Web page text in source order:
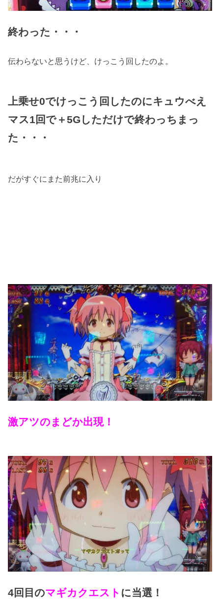
終わった・・・
伝わらないと思うけど、けっこう回したのよ。
上乗せ0でけっこう回したのにキュウべえ
マス1回で＋5Gしただけで終わっちまっ
た・・・
だがすぐにまた前兆に入り
激アツのまどか出現！
4回目のマギカクエスト に当選！